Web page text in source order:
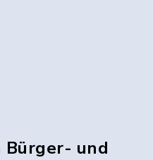
und